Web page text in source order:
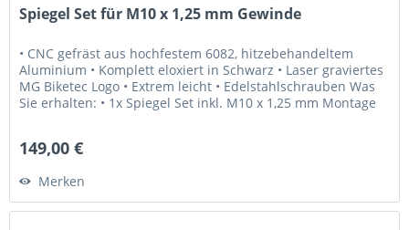
Spiegel Set für M10 x 1,25 mm Gewinde
• CNC gefräst aus hochfestem 6082, hitzebehandeltem
Aluminium • Komplett eloxiert in Schwarz • Laser graviertes
MG Biketec Logo • Extrem leicht • Edelstahlschrauben Was
Sie erhalten: • 1x Spiegel Set inkl. M10 x 1,25 mm Montage
149,00 €
Merken